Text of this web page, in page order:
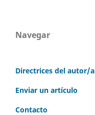
Navegar
Directrices del autor/a
Enviar un artículo
Contacto